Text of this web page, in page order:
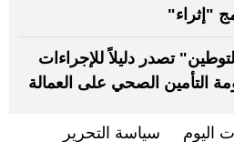
"إثراء"
تصدر دليلاً للإجراءات
التأمين الصحي على العمالة
اليوم سياسة التحرير